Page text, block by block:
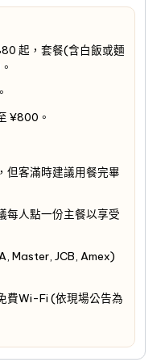
起，套餐(含白飯或麵
¥800。
但客滿時建議用餐完畢
每人點一份主餐以享受
Master, JCB, Amex)
費Wi-Fi (依現場公告為